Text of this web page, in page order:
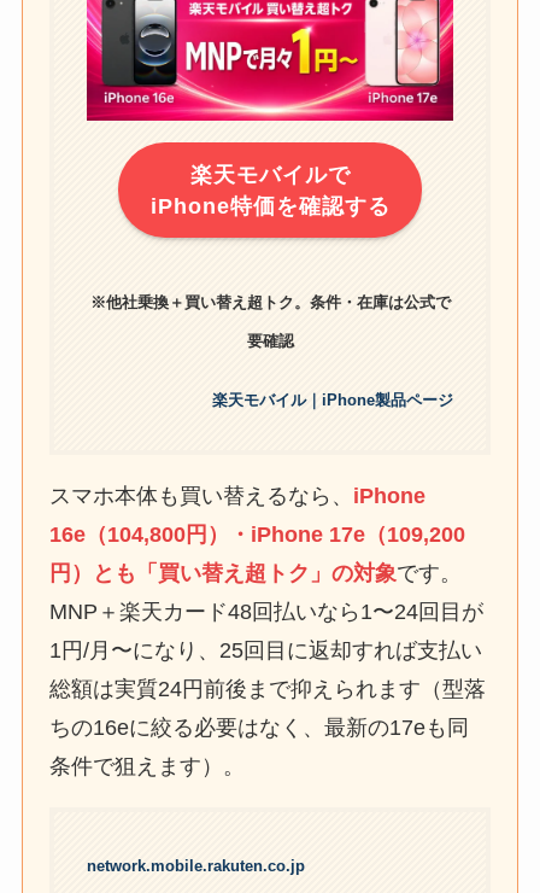
楽天モバイルで
iPhone特価を確認する
※他社乗換＋買い替え超トク。条件・在庫は公式で
要確認
楽天モバイル｜iPhone製品ページ
スマホ本体も買い替えるなら、 iPhone
16e（104,800円）・iPhone 17e（109,200
円）とも「買い替え超トク」の対象です。
MNP＋楽天カード48回払いなら1〜24回目が
1円/月〜になり、25回目に返却すれば支払い
総額は実質24円前後まで抑えられます（型落
ちの16eに絞る必要はなく、最新の17eも同
条件で狙えます）。
network.mobile.rakuten.co.jp